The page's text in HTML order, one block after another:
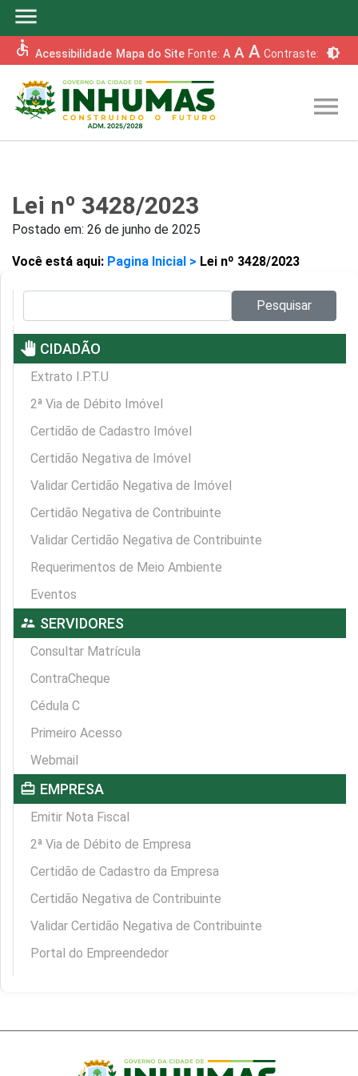
menu
accessible Acessibilidade Mapa do Site Fonte: A A A Contraste: brightness_6
menu
Lei nº 3428/2023
Postado em: 26 de junho de 2025
Você está aqui: Pagina Inicial > Lei nº 3428/2023
Pesquisar
pan_tool CIDADÃO
Extrato I.P.T.U
2ª Via de Débito Imóvel
Certidão de Cadastro Imóvel
Certidão Negativa de Imóvel
Validar Certidão Negativa de Imóvel
Certidão Negativa de Contribuinte
Validar Certidão Negativa de Contribuinte
Requerimentos de Meio Ambiente
Eventos
supervisor_account SERVIDORES
Consultar Matrícula
ContraCheque
Cédula C
Primeiro Acesso
Webmail
card_travel EMPRESA
Emitir Nota Fiscal
2ª Via de Débito de Empresa
Certidão de Cadastro da Empresa
Certidão Negativa de Contribuinte
Validar Certidão Negativa de Contribuinte
Portal do Empreendedor